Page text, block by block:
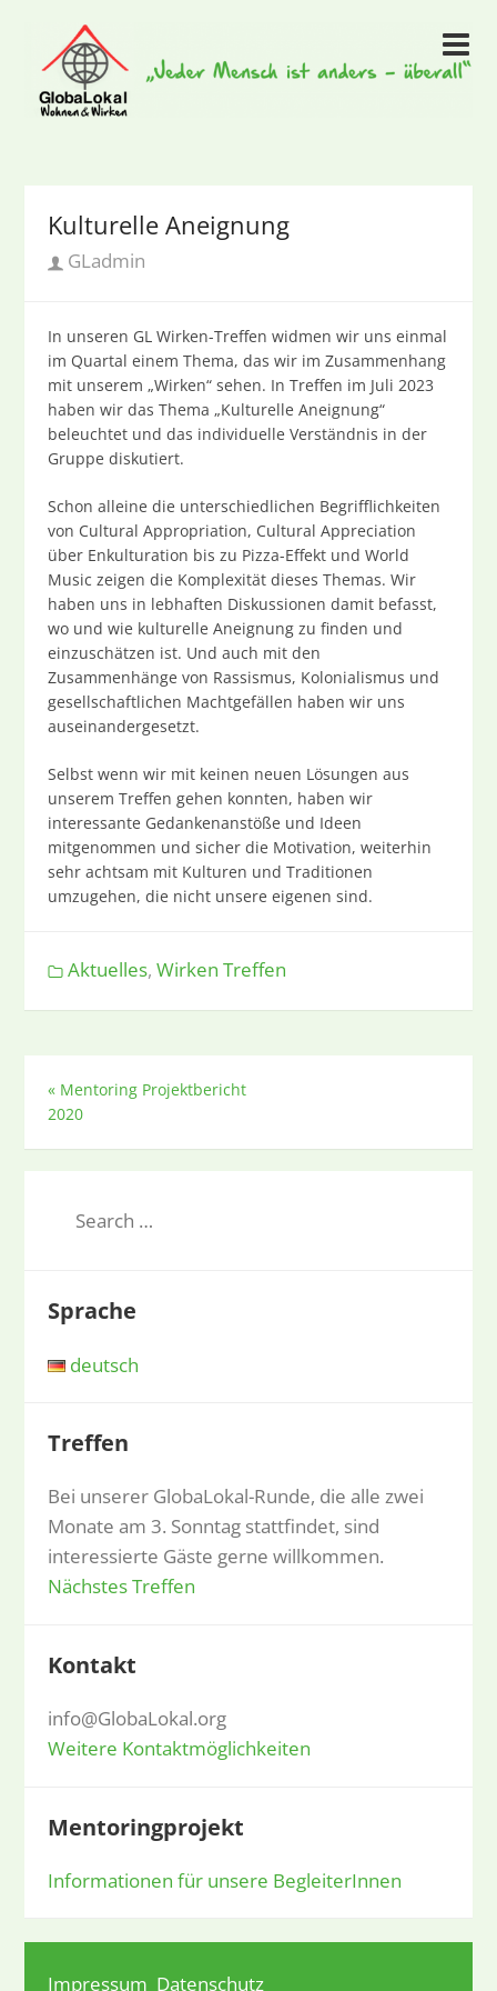
Kulturelle Aneignung
GLadmin
In unseren GL Wirken-Treffen widmen wir uns einmal
im Quartal einem Thema, das wir im Zusammenhang
mit unserem „Wirken“ sehen. In Treffen im Juli 2023
haben wir das Thema „Kulturelle Aneignung“
beleuchtet und das individuelle Verständnis in der
Gruppe diskutiert.
Schon alleine die unterschiedlichen Begrifflichkeiten
von Cultural Appropriation, Cultural Appreciation
über Enkulturation bis zu Pizza-Effekt und World
Music zeigen die Komplexität dieses Themas. Wir
haben uns in lebhaften Diskussionen damit befasst,
wo und wie kulturelle Aneignung zu finden und
einzuschätzen ist. Und auch mit den
Zusammenhänge von Rassismus, Kolonialismus und
gesellschaftlichen Machtgefällen haben wir uns
auseinandergesetzt.
Selbst wenn wir mit keinen neuen Lösungen aus
unserem Treffen gehen konnten, haben wir
interessante Gedankenanstöße und Ideen
mitgenommen und sicher die Motivation, weiterhin
sehr achtsam mit Kulturen und Traditionen
umzugehen, die nicht unsere eigenen sind.
Aktuelles, Wirken Treffen
«Mentoring Projektbericht
2020
Sprache
deutsch
Treffen
Bei unserer GlobaLokal-Runde, die alle zwei
Monate am 3. Sonntag stattfindet, sind
interessierte Gäste gerne willkommen.
Nächstes Treffen
Kontakt
info@GlobaLokal.org
Weitere Kontaktmöglichkeiten
Mentoringprojekt
Informationen für unsere BegleiterInnen
Impressum Datenschutz